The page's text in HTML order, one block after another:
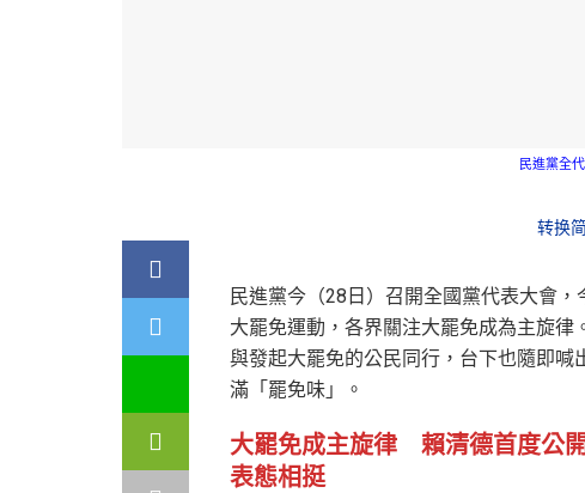
民進黨全
转换
民進黨今（28日）召開全國黨代表大會
大罷免運動，各界關注大罷免成為主旋
與發起大罷免的公民同行，台下也隨即
滿「罷免味」。
大罷免成主旋律 賴清德首度公開
表態相挺